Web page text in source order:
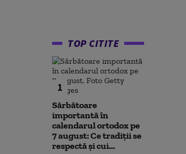
TOP CITITE
1
Sărbătoare
importantă în
calendarul ortodox pe
7 august: Ce tradiții se
respectă și cui...